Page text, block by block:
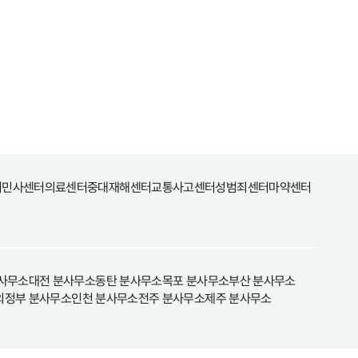
민사센터의료센터중대재해센터교통사고센터성범죄센터마약센터
무소대전 분사무소동탄 분사무소목포 분사무소부산 분사무소
정부 분사무소인천 분사무소전주 분사무소제주 분사무소